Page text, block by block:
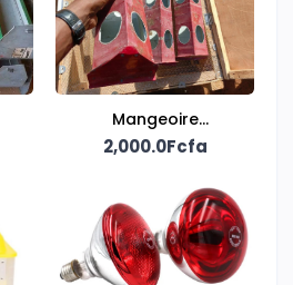
Mangeoire
métallique trémie
2,000.0Fcfa